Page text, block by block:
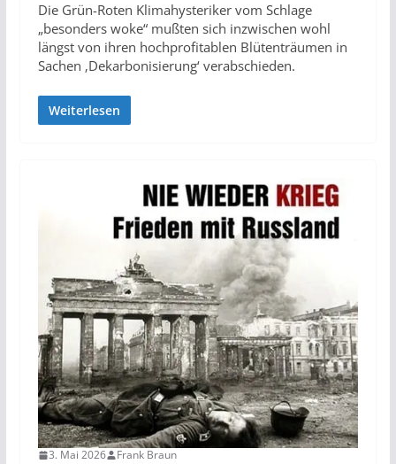
Die Grün-Roten Klimahysteriker vom Schlage
„besonders woke“ mußten sich inzwischen wohl
längst von ihren hochprofitablen Blütenträumen in
Sachen ‚Dekarbonisierung‘ verabschieden.
Weiterlesen
3. Mai 2026 Frank Braun